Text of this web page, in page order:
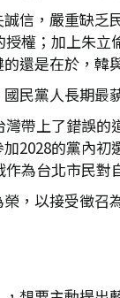
信，嚴重缺
權；加上朱
還是在於，韓
民黨人長期
帶上了錯誤
2028的黨內
為台北市民
，以接受徵